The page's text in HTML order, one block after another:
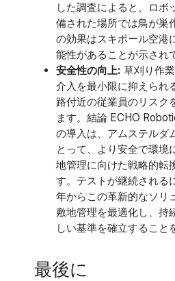
した調査によると、ロボ
備された場所では鳥が巣
の効果はスキポール空港
能性があることが示され
安全性の向上: 草刈り作
介入を最小限に抑えられ
路付近の従業員のリスク
ます。結論 ECHO
の導入は、アムステルダ
とって、より安全で環境
地管理に向けた戦略的転
す。テストが継続される
年からこの革新的なソリ
敷地管理を最適化し、持
しい基準を確立すること
最後に